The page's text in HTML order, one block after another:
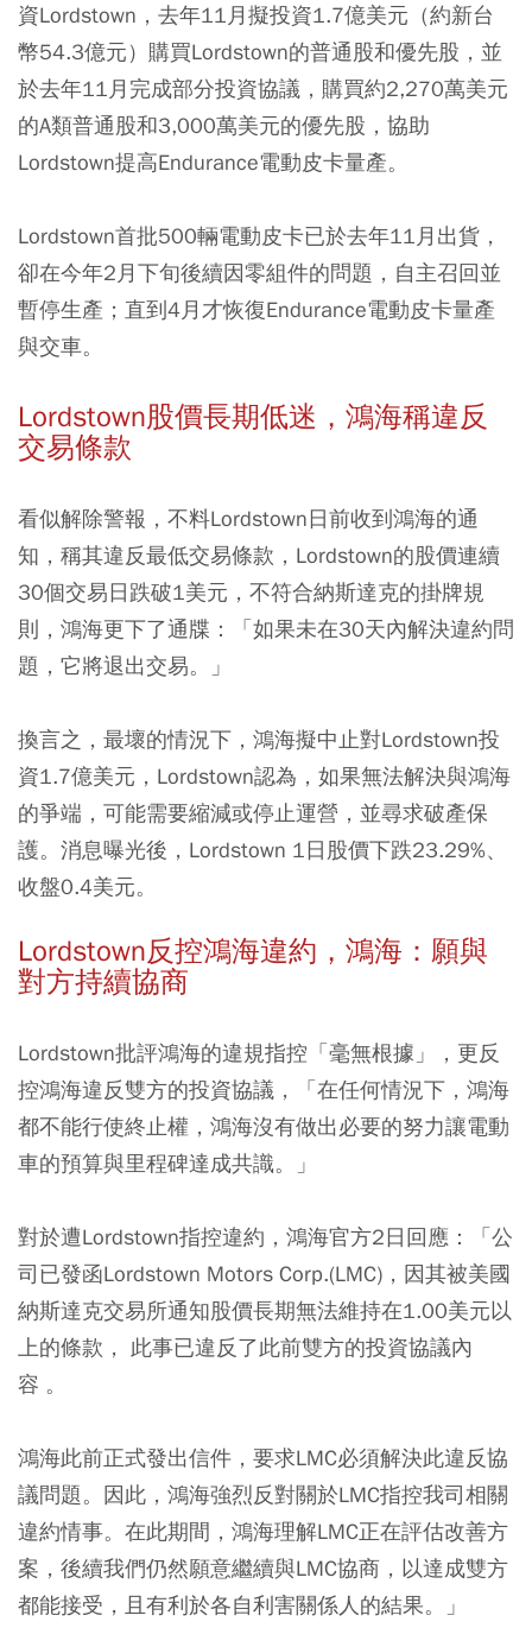
資Lordstown，去年11月擬投資1.7億美元（約新台
幣54.3億元）購買Lordstown的普通股和優先股，並
於去年11月完成部分投資協議，購買約2,270萬美元
的A類普通股和3,000萬美元的優先股，協助
Lordstown提高Endurance電動皮卡量產。
Lordstown首批500輛電動皮卡已於去年11月出貨，
卻在今年2月下旬後續因零組件的問題，自主召回並
暫停生產；直到4月才恢復Endurance電動皮卡量產
與交車。
Lordstown股價長期低迷，鴻海稱違反
交易條款
看似解除警報，不料Lordstown日前收到鴻海的通
知，稱其違反最低交易條款，Lordstown的股價連續
30個交易日跌破1美元，不符合納斯達克的掛牌規
則，鴻海更下了通牒：「如果未在30天內解決違約問
題，它將退出交易。」
換言之，最壞的情況下，鴻海擬中止對Lordstown投
資1.7億美元，Lordstown認為，如果無法解決與鴻海
的爭端，可能需要縮減或停止運營，並尋求破產保
護。消息曝光後，Lordstown 1日股價下跌23.29%、
收盤0.4美元。
Lordstown反控鴻海違約，鴻海：願與
對方持續協商
Lordstown批評鴻海的違規指控「毫無根據」，更反
控鴻海違反雙方的投資協議，「在任何情況下，鴻海
都不能行使終止權，鴻海沒有做出必要的努力讓電動
車的預算與里程碑達成共識。」
對於遭Lordstown指控違約，鴻海官方2日回應：「公
司已發函Lordstown Motors Corp.(LMC)，因其被美國
納斯達克交易所通知股價長期無法維持在1.00美元以
上的條款， 此事已違反了此前雙方的投資協議內
容 。
鴻海此前正式發出信件，要求LMC必須解決此違反協
議問題。因此，鴻海強烈反對關於LMC指控我司相關
違約情事。在此期間，鴻海理解LMC正在評估改善方
案，後續我們仍然願意繼續與LMC協商，以達成雙方
都能接受，且有利於各自利害關係人的結果。」